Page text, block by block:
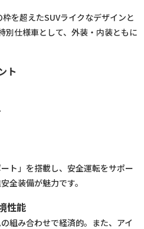
を超えたSUVライクなデザインと
別仕様車として、外装・内装ともに
ト
ト」を搭載し、安全運転をサポー
全装備が魅力です。
性能
組み合わせで経済的。また、アイ